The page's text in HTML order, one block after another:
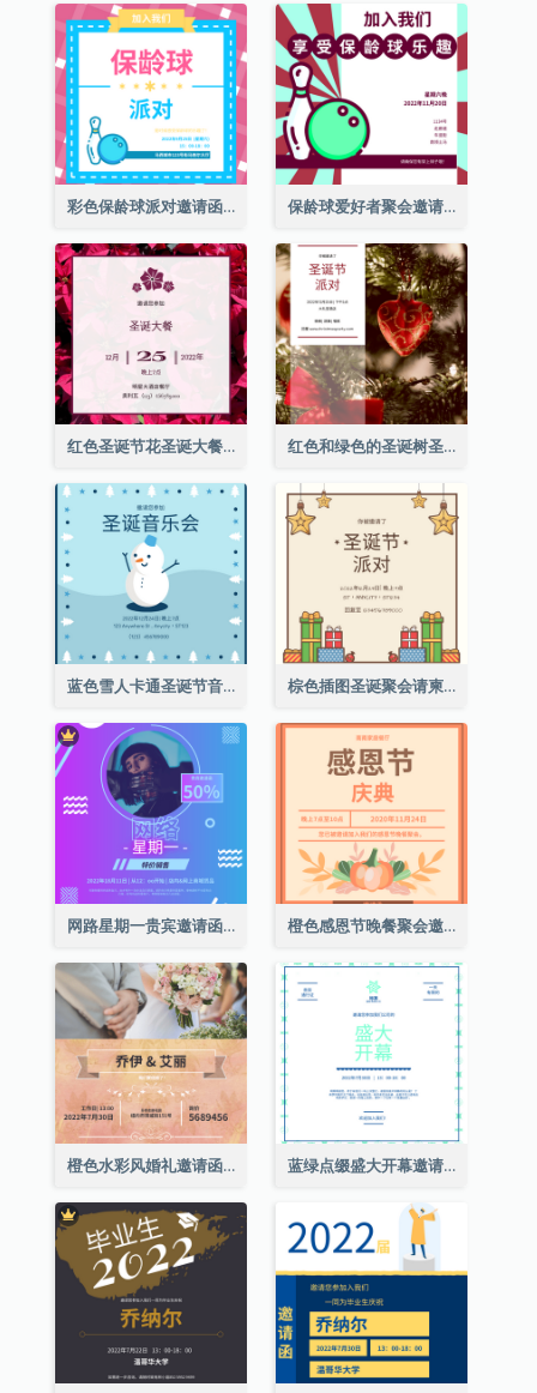
彩色保龄球派对邀请函 保龄球爱好者聚会邀请函
红色圣诞节花圣诞大餐请柬 红色和绿色的圣诞树圣诞派对邀请函
蓝色雪人卡通圣诞节音乐会邀请 棕色插图圣诞聚会请柬
网路星期一贵宾邀请函 橙色感恩节晚餐聚会邀请函
橙色水彩风婚礼邀请函 蓝绿点缀盛大开幕邀请函